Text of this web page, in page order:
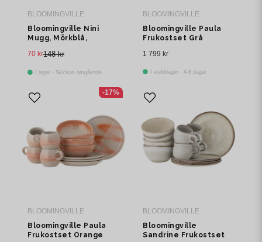
BLOOMINGVILLE
Bloomingville Nini
Mugg, Mörkblå,
148 kr
70 kr
I lager - Skickas omgående
BLOOMINGVILLE
Bloomingville Paula
Frukostset Grå
1 799 kr
I webblager - 4-8 dagar
BLOOMINGVILLE
Bloomingville Paula
Frukostset Orange
-17%
BLOOMINGVILLE
Bloomingville
Sandrine Frukostset